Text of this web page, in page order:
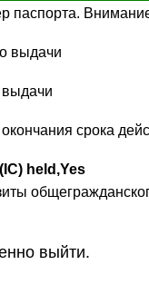
паспорта.
выдачи
выдачи
срока
held,Yes
выйти.